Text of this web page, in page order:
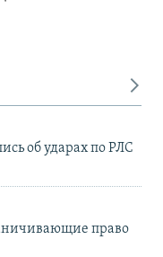
об ударах по РЛС
право